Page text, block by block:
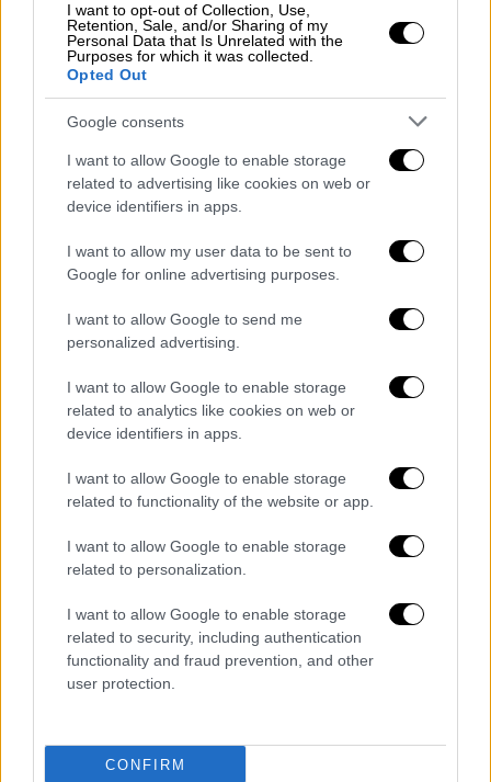
I want to opt-out of Collection, Use,
Retention, Sale, and/or Sharing of my
Personal Data that Is Unrelated with the
Purposes for which it was collected.
Opted Out
Google consents
I want to allow Google to enable storage
related to advertising like cookies on web or
device identifiers in apps.
I want to allow my user data to be sent to
Google for online advertising purposes.
I want to allow Google to send me
personalized advertising.
I want to allow Google to enable storage
related to analytics like cookies on web or
device identifiers in apps.
I want to allow Google to enable storage
related to functionality of the website or app.
I want to allow Google to enable storage
related to personalization.
I want to allow Google to enable storage
related to security, including authentication
functionality and fraud prevention, and other
user protection.
CONFIRM
λάθη), Ντεκόζι 22 (5/7 δίποντα, 3/4 τρίποντα,
3/6 βολές, 5 ριμπάουντ), Σταμάτης 2 (0/3
σουτ, 2/2 βολές), Σλαφτσάκης 11 (4
ριμπάουντ), Φλιώνης 4 (1/5 σουτ, 2/2 βολές),
Σιδηροηλίας 3, Καλαϊτζίδης 3 (1), Λιτλ 12 (2).
ΠΑΝΑΘΗΝΑΪΚΟΣ ΟΠΑΠ(Κάτας): Μακ 8 (1
τρίποντο, 8 ασίστ), Παπαγιάννης 8 (4/6
δίποντα, 0/2 βολές, 6 ριμπάουντ), Νέντοβιτς
12 (4/7 τρίποντα, 3 λάθη), Γουάιτ 5 (1),
ριμπάουντ), Μποχωρίδης 9 (2), Όγκαστ 6 (9
ριμπάουντ), Κασελάκης 3 (1), Καλαϊτζάκης 3,
Φόστερ 2 (0/5 σουτ), Μπεντίλ 14 (3/6
δίποντα, 1/4 τρίποντα, 5/6 βολές, 10
ριμπάουντ), Σαντ Ρος 8 (2/5 τρίποντα, 5
ριμπάουντ, 3 ασίστ).